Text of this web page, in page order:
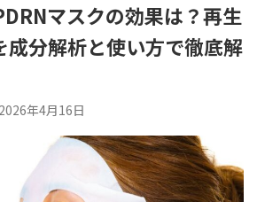
マスクの効果は？再生
成分解析と使い方で徹底解
2026年4月16日